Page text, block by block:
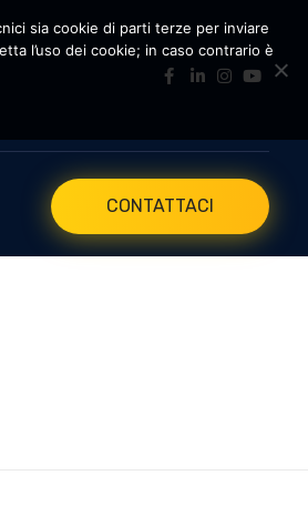
CONTATTACI
sia cookie di parti terze per inviare
l’uso dei cookie; in caso contrario è